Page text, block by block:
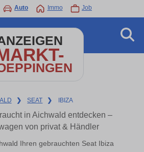
Auto Immo Job
❯ SEAT ❯ IBIZA
in Aichwald entdecken –
von privat & Händler
Ihren gebrauchten Seat Ibiza